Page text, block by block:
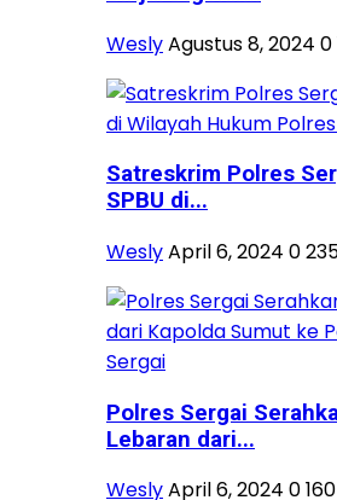
WeslyAgustus 8, 2024 0
Satreskrim Polres
SPBU di...
WeslyApril 6, 2024 0
Polres Sergai
Lebaran dari...
WeslyApril 6, 2024 0160